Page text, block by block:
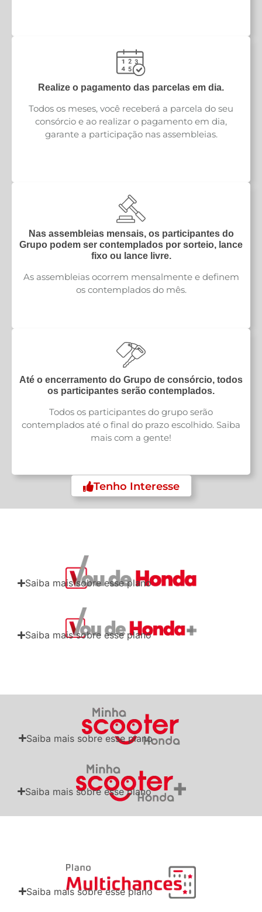
Realize o pagamento das parcelas em dia.
Todos os meses, você receberá a parcela do seu
consórcio e ao realizar o pagamento em dia,
garante a participação nas assembleias.
Nas assembleias mensais, os participantes do
Grupo podem ser contemplados por sorteio, lance
fixo ou lance livre.
As assembleias ocorrem mensalmente e definem
os contemplados do mês.
Até o encerramento do Grupo de consórcio, todos
os participantes serão contemplados.
Todos os participantes do grupo serão
contemplados até o final do prazo escolhido. Saiba
mais com a gente!
Tenho Interesse
Saiba mais sobre esse plano
Saiba mais sobre esse plano
Saiba mais sobre esse plano
Saiba mais sobre esse plano
Saiba mais sobre esse plano